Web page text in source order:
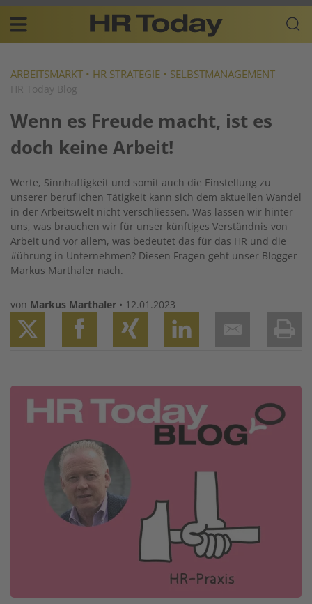
Skip
content
Plattform
für
Resources
navigation
DE
ARBEITSMARKT • HR STRATEGIE • SELBSTMANAGEMENT
HR Today Blog
Wenn es Freude macht, ist es
doch keine Arbeit!
Werte, Sinnhaftigkeit und somit auch die Einstellung zu
unserer beruflichen Tätigkeit kann sich dem aktuellen Wandel
in der Arbeitswelt nicht verschliessen. Was lassen wir hinter
uns, was brauchen wir für unser künftiges Verständnis von
Arbeit und vor allem, was bedeutet das für das HR und die
#ührung in Unternehmen? Diesen Fragen geht unser Blogger
Markus Marthaler nach.
von Markus Marthaler • 12.01.2023